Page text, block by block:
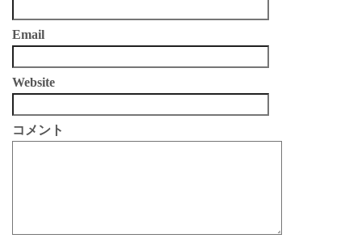
Email
Website
コメント